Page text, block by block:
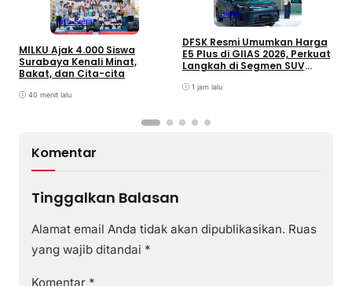
Info Sehat
MILKU Ajak 4.000 Siswa
Surabaya Kenali Minat,
Bakat, dan Cita-cita
40 menit lalu
Bisnis
DFSK Resmi Umumkan Harga
E5 Plus di GIIAS 2026, Perkuat
Langkah di Segmen SUV
1 jam lalu
Komentar
Tinggalkan Balasan
Alamat email Anda tidak akan dipublikasikan. Ruas
yang wajib ditandai *
Komentar *